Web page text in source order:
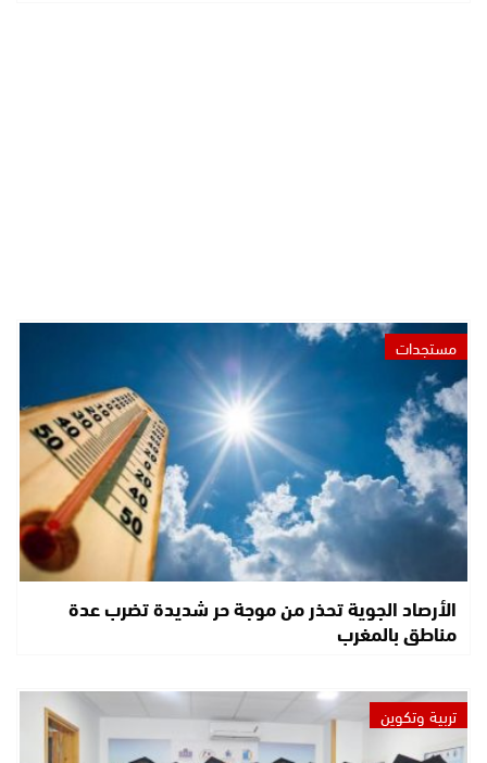
مستجدات
الأرصاد الجوية تحذر من موجة حر شديدة تضرب عدة
مناطق بالمغرب
تربية وتكوين